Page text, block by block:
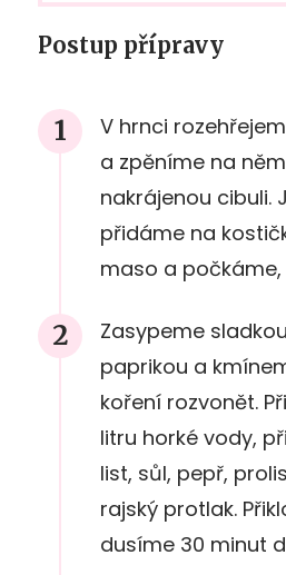
Postup přípravy
V hrnci
a zpěníme na
nakrájenou cibuli.
přidáme na
maso a počkáme,
Zasypeme
paprikou a
koření rozvonět.
litru horké vody,
list, sůl, pepř,
rajský protlak.
dusíme 30 minut